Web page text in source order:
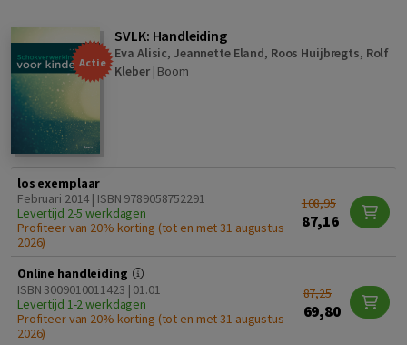
Actie
SVLK: Handleiding
Eva Alisic, Jeannette Eland, Roos Huijbregts, Rolf
Kleber| Boom
los exemplaar
Februari 2014 | ISBN 9789058752291
Levertijd 2-5 werkdagen
Profiteer van 20% korting (tot en met 31 augustus
2026)
108,95
87,16
Online handleiding
ISBN 3009010011423 | 01.01
Levertijd 1-2 werkdagen
Profiteer van 20% korting (tot en met 31 augustus
2026)
87,25
69,80